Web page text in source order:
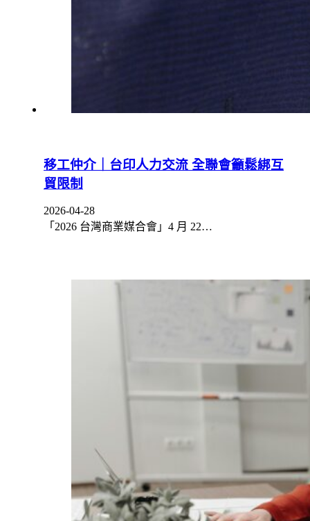
移工仲介｜台印人力交流 全聯會籲鬆綁互
貿限制
2026-04-28
「2026 台灣商業媒合會」4 月 22…